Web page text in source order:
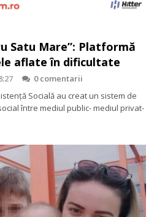
Satu Mare”: Platformă
aflate în dificultate
0 comentarii
Socială au creat un sistem de
între mediul public- mediul privat-